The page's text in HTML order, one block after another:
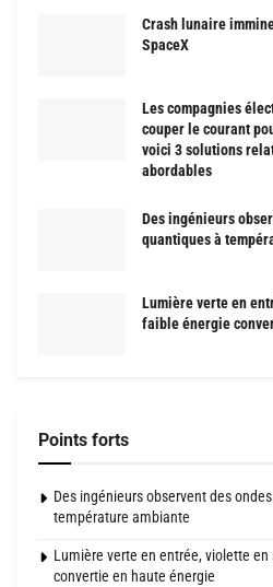
Crash lunaire
SpaceX
Les compagnies
couper le courant
voici 3 solutions
abordables
Des ingénieurs
quantiques à
Lumière verte en
faible énergie
Points forts
Des ingénieurs observent des
température ambiante
Lumière verte en entrée, violette
convertie en haute énergie